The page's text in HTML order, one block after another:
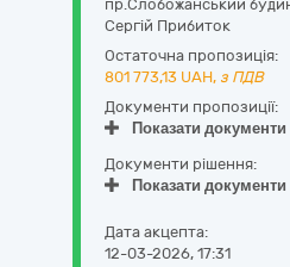
пр.Слобожанський
Сергій Прибиток
Остаточна пропозиція:
801 773,13 UAH, з ПДВ
Документи пропозиції:
Показати документи
Документи рішення:
Показати документи
Дата акцепта:
12-03-2026, 17:31